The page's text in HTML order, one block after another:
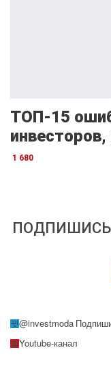
ТОП-15
1 680
ПОДПИШИСЬ
@investmoda
Youtube-канал